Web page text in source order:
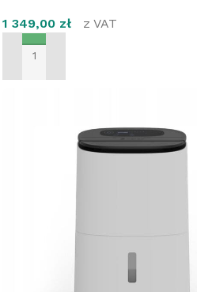
1 349,00 zł z VAT
DODAJ DO KOSZYKA